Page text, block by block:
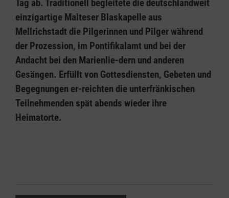
Tag ab. Traditionell begleitete die deutschlandweit
einzigartige Malteser Blaskapelle aus
Mellrichstadt die Pilgerinnen und Pilger während
der Prozession, im Pontifikalamt und bei der
Andacht bei den Marienlie-dern und anderen
Gesängen. Erfüllt von Gottesdiensten, Gebeten und
Begegnungen er-reichten die unterfränkischen
Teilnehmenden spät abends wieder ihre
Heimatorte.